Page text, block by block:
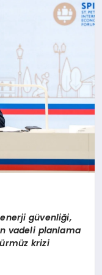
enerji güvenliği,
vadeli planlama
krizi